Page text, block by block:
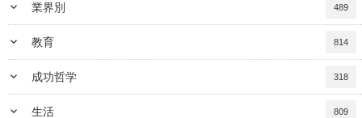
keyboard_arrow_down 業界別 489
keyboard_arrow_down 教育 814
keyboard_arrow_down 成功哲学 318
keyboard_arrow_down 生活 809